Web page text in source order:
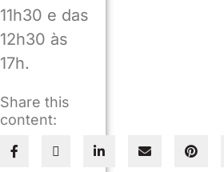
11h30 e das
12h30 às
17h.
Share this
content: